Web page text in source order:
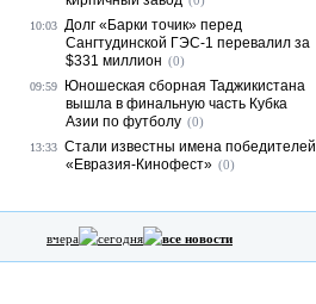
10:03 Долг «Барки точик» перед
Сангтудинской ГЭС-1 перевалил за
$331 миллион (0)
09:59
Юношеская сборная Таджикистана
вышла в финальную часть Кубка
Азии по футболу (0)
13:33 Стали известны имена победителей
«Евразия-Кинофест» (0)
вчера сегодня все новости